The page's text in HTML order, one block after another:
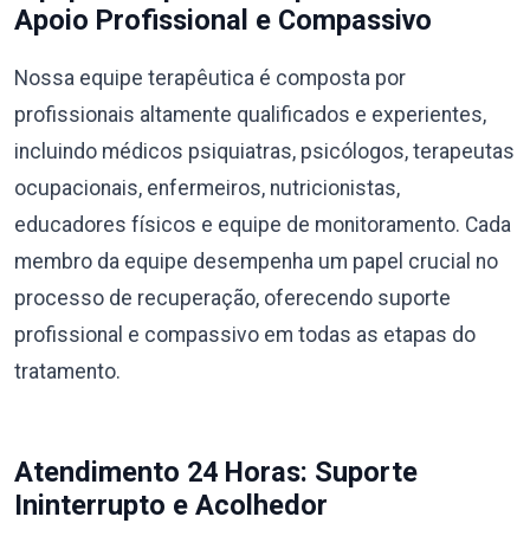
Apoio Profissional e Compassivo
Nossa equipe terapêutica é composta por
profissionais altamente qualificados e experientes,
incluindo médicos psiquiatras, psicólogos, terapeutas
ocupacionais, enfermeiros, nutricionistas,
educadores físicos e equipe de monitoramento. Cada
membro da equipe desempenha um papel crucial no
processo de recuperação, oferecendo suporte
profissional e compassivo em todas as etapas do
tratamento.
Atendimento 24 Horas: Suporte
Ininterrupto e Acolhedor